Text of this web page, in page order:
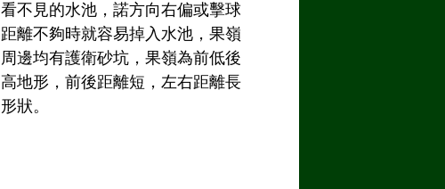
看不見的水池，諾方向右偏或擊球
距離不夠時就容易掉入水池，果嶺
周邊均有護衛砂坑，果嶺為前低後
高地形，前後距離短，左右距離長
形狀。